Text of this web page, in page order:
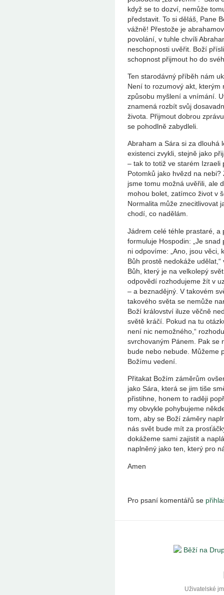
když se to dozví, nemůže
představit. To si děláš, Pane
vážně! Přestože je
povolání, v tuhle chvíli
neschopnosti uvěřit. Boží
schopnost přijmout ho do
Ten starodávný příběh nám
Není to rozumový akt,
způsobu myšlení a vnímání.
znamená rozbít svůj
života. Přijmout dobrou
se pohodlně zabydleli.
Abraham a Sára si za dlouhá
existenci zvykli, stejně jako
– tak to totiž ve starém
Potomků jako hvězd na
jsme tomu možná uvěřili, ale
mohou bolet, zatímco život v
Normalita může znecitlivovat
chodí, co nadělám.
Jádrem celé téhle prastaré, a
formuluje Hospodin: „Je
ni odpovíme: „Ano, jsou věci,
Bůh prostě nedokáže
Bůh, který je na velkolepý
odpovědí rozhodujeme žít v
‒ a beznadějný. V takovém
takového světa se nemůže
Boží království iluze věčně
světě kráčí. Pokud na tu
není nic nemožného,“
svrchovaným Pánem. Pak se
bude nebo nebude. Můžeme
Božímu vedení.
Přitakat Božím záměrům
jako Sára, která se jim tiše
přistihne, honem to raději
my obvykle pohybujeme
tom, aby se Boží záměry
nás svět bude mít za
dokážeme sami zajistit a
naplněný jako ten, který pro
Amen
Pro psaní komentářů se
Uživatelské